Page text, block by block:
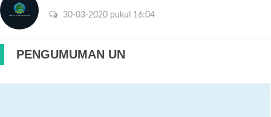
30-03-2020 pukul 16:04
PENGUMUMAN UN